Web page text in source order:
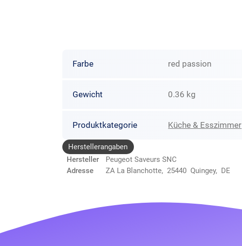
Farbe red passion
Gewicht 0.36 kg
Produktkategorie Küche & Esszimmer
Herstellerangaben
Hersteller
Peugeot Saveurs SNC
Adresse
ZA La Blanchotte, 25440 Quingey, DE